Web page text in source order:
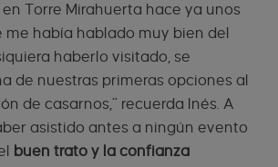
Torre Mirahuerta hace ya unos
me había hablado muy bien del
haberlo visitado, se
de nuestras primeras opciones al
de casarnos,” recuerda Inés. A
asistido antes a ningún evento
buen trato y la confianza